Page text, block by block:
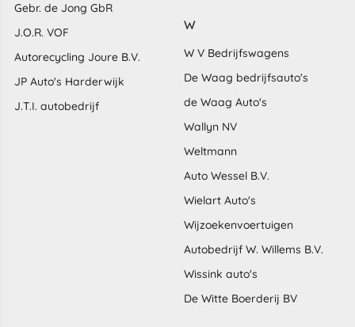
Gebr. de Jong GbR
J.O.R. VOF
Autorecycling Joure B.V.
JP Auto's Harderwijk
J.T.I. autobedrijf
W
W V Bedrijfswagens
De Waag bedrijfsauto's
de Waag Auto's
Wallyn NV
Weltmann
Auto Wessel B.V.
Wielart Auto's
Wijzoekenvoertuigen
Autobedrijf W. Willems B.V.
Wissink auto's
De Witte Boerderij BV